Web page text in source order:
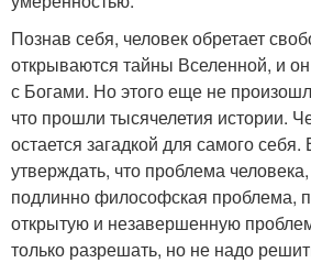
Познав себя, человек обретает
открываются тайны Вселенной, и
с Богами. Но этого еще не
что прошли тысячелетия истории.
остается загадкой для самого
утверждать, что проблема
подлинно философская проблема,
открытую и незавершенную
только разрешать, но не надо